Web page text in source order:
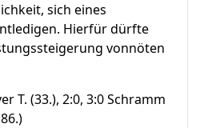
sich eines
Hierfür dürfte
vonnöten
T. (33.), 2:0, 3:0 Schramm